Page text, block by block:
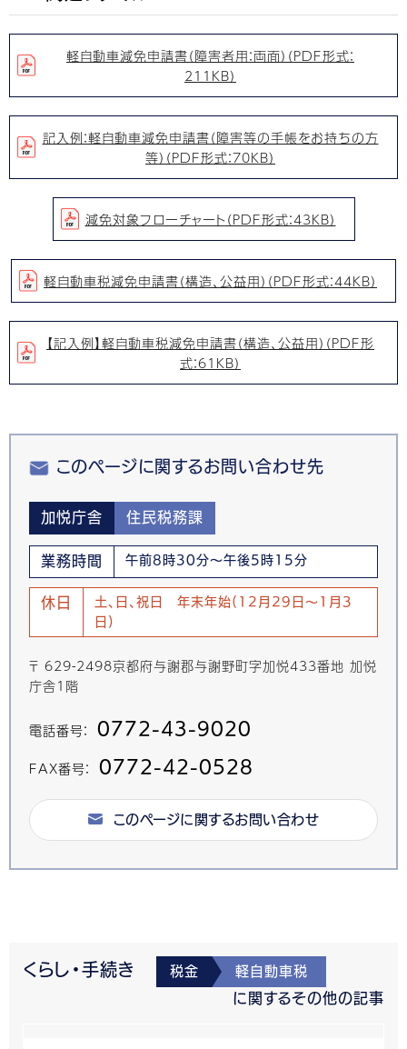
軽自動車減免申請書（障害者用：両面）（PDF形式：
211KB）
記入例：軽自動車減免申請書（障害等の手帳をお持ちの方
等）（PDF形式：70KB）
減免対象フローチャート（PDF形式：43KB）
軽自動車税減免申請書（構造、公益用）（PDF形式：44KB）
【記入例】軽自動車税減免申請書（構造、公益用）（PDF形
式：61KB）
このページに関するお問い合わせ先
加悦庁舎 住民税務課
業務時間 午前8時30分～午後5時15分
休日
土、日、祝日 年末年始(12月29日～1月3
日)
〒 629-2498京都府与謝郡与謝野町字加悦433番地 加悦
庁舎1階
電話番号： 0772-43-9020
FAX番号： 0772-42-0528
このページに関するお問い合わせ
くらし・手続き 税金 軽自動車税
に関するその他の記事